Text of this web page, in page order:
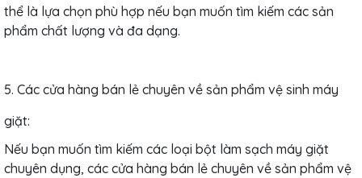
thể là lựa chọn phù hợp nếu bạn muốn tìm kiếm các sản
phẩm chất lượng và đa dạng.
5. Các cửa hàng bán lẻ chuyên về sản phẩm vệ sinh máy
giặt:
Nếu bạn muốn tìm kiếm các loại bột làm sạch máy giặt
chuyên dụng, các cửa hàng bán lẻ chuyên về sản phẩm vệ